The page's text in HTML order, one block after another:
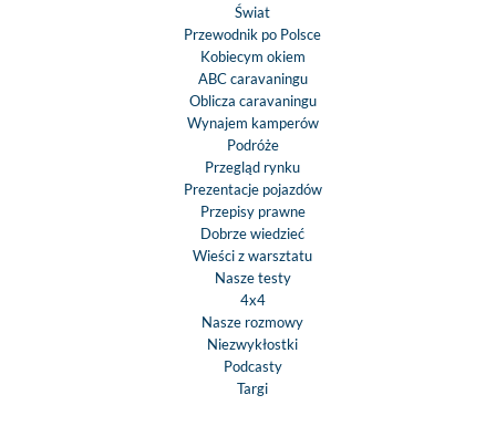
Świat
Przewodnik po Polsce
Kobiecym okiem
ABC caravaningu
Oblicza caravaningu
Wynajem kamperów
Podróże
Przegląd rynku
Prezentacje pojazdów
Przepisy prawne
Dobrze wiedzieć
Wieści z warsztatu
Nasze testy
4x4
Nasze rozmowy
Niezwykłostki
Podcasty
Targi